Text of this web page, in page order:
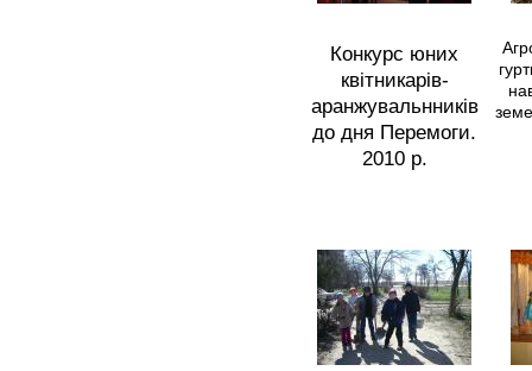
Конкурс юних
квітникарів-
аранжувальнників
до дня Перемоги.
2010 р.